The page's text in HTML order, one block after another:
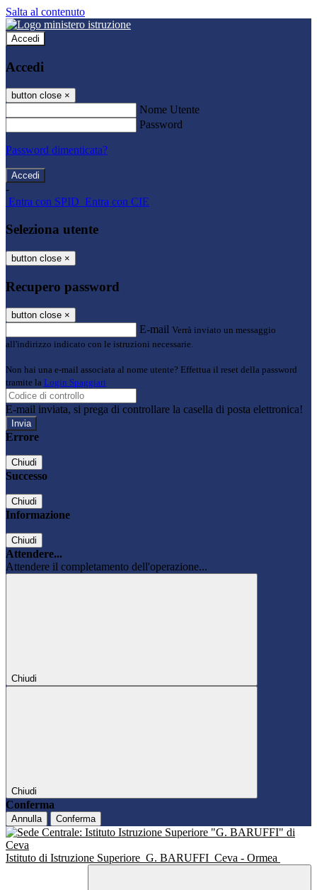
Salta al contenuto
Accedi
Accedi
button close ×
Nome Utente
Password
Password dimenticata?
-
Entra con SPID Entra con CIE
Seleziona utente
button close ×
Recupero password
button close ×
E-mail Verrà inviato un messaggio
all'indirizzo indicato con le istruzioni necessarie.
Non hai una e-mail associata al nome utente? Effettua il reset della password
tramite la Login Spaggiari
E-mail inviata, si prega di controllare la casella di posta elettronica!
Errore
Chiudi
Successo
Chiudi
Informazione
Chiudi
Attendere...
Attendere il completamento dell'operazione...
Chiudi
Chiudi
Conferma
Annulla Conferma
Istituto di Istruzione Superiore G. BARUFFI Ceva - Ormea